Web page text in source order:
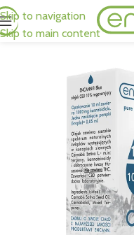
Skip to navigation
Skip to main content